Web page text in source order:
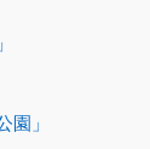
園」